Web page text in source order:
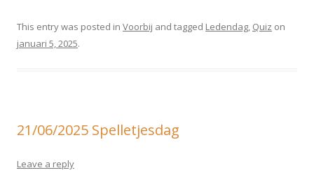
This entry was posted in Voorbij and tagged Ledendag, Quiz on
januari 5, 2025.
21/06/2025 Spelletjesdag
Leave a reply